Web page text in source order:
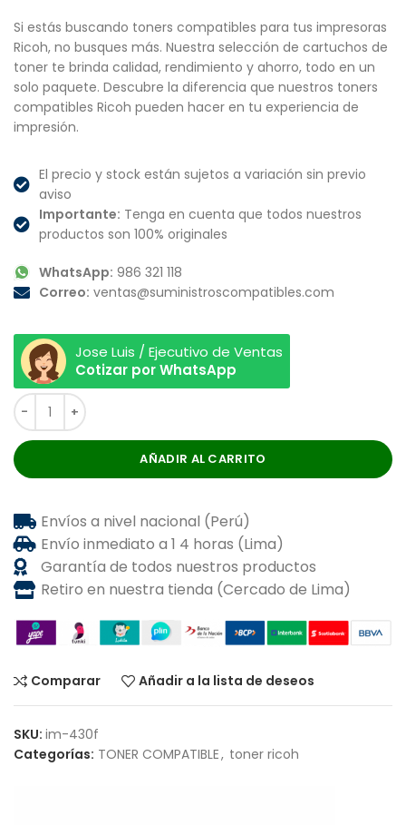
Si estás buscando toners compatibles para tus impresoras
Ricoh, no busques más. Nuestra selección de cartuchos de
toner te brinda calidad, rendimiento y ahorro, todo en un
solo paquete. Descubre la diferencia que nuestros toners
compatibles Ricoh pueden hacer en tu experiencia de
impresión.
El precio y stock están sujetos a variación sin previo
aviso
Importante: Tenga en cuenta que todos nuestros
productos son 100% originales
WhatsApp: 986 321 118
Correo: ventas@suministroscompatibles.com
Jose Luis / Ejecutivo de Ventas
Cotizar por WhatsApp
AÑADIR AL CARRITO
Envíos a nivel nacional (Perú)
Envío inmediato a 1 4 horas (Lima)
Garantía de todos nuestros productos
Retiro en nuestra tienda (Cercado de Lima)
Comparar Añadir a la lista de deseos
SKU: im-430f
Categorías: TONER COMPATIBLE, toner ricoh